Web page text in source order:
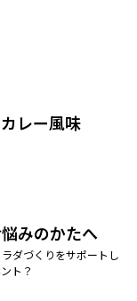
レー風味
みのかたへ
ダづくりをサポートし
ト？